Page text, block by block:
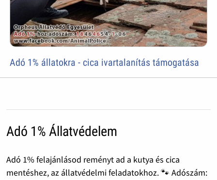
Adó 1% állatokra - cica ivartalanítás támogatása
Adó 1% Állatvédelem
Adó 1% felajánlásod reményt ad a kutya és cica
mentéshez, az állatvédelmi feladatokhoz. 🐾 Adószám: